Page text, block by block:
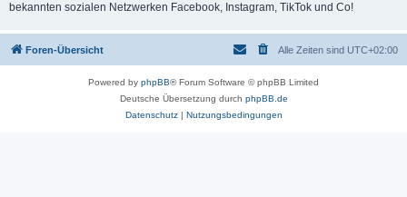
bekannten sozialen Netzwerken Facebook, Instagram, TikTok und Co!
Foren-Übersicht Alle Zeiten sind UTC+02:00
Powered by phpBB® Forum Software © phpBB Limited
Deutsche Übersetzung durch phpBB.de
Datenschutz| Nutzungsbedingungen